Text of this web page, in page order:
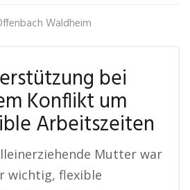
Waldheim
bei
Konflikt um
Arbeitszeiten
Mutter war
wichtig, flexible